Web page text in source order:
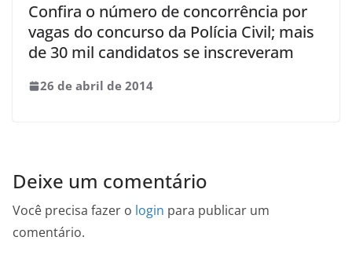
Confira o número de concorrência por
vagas do concurso da Polícia Civil; mais
de 30 mil candidatos se inscreveram
26 de abril de 2014
Deixe um comentário
Você precisa fazer o login para publicar um
comentário.